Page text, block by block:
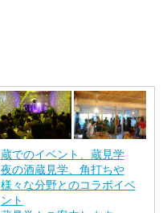
蔵でのイベント、蔵見学
夜の酒蔵見学、角打ちや
様々な分野とのコラボイベ
ント